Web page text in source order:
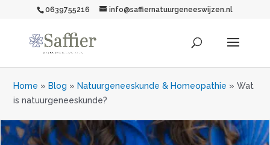
0639755216 info@saffiernatuurgeneeswijzen.nl
Home » Blog » Natuurgeneeskunde & Homeopathie »Wat
is natuurgeneeskunde?